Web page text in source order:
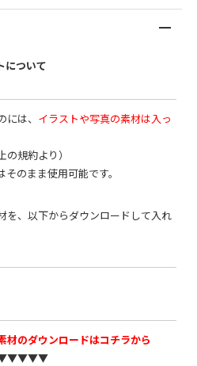
について
は、 イラストや写真の素材は入っ
の規約より）
のまま使用可能です。
を、以下からダウンロードして入れ
材のダウンロードはコチラから